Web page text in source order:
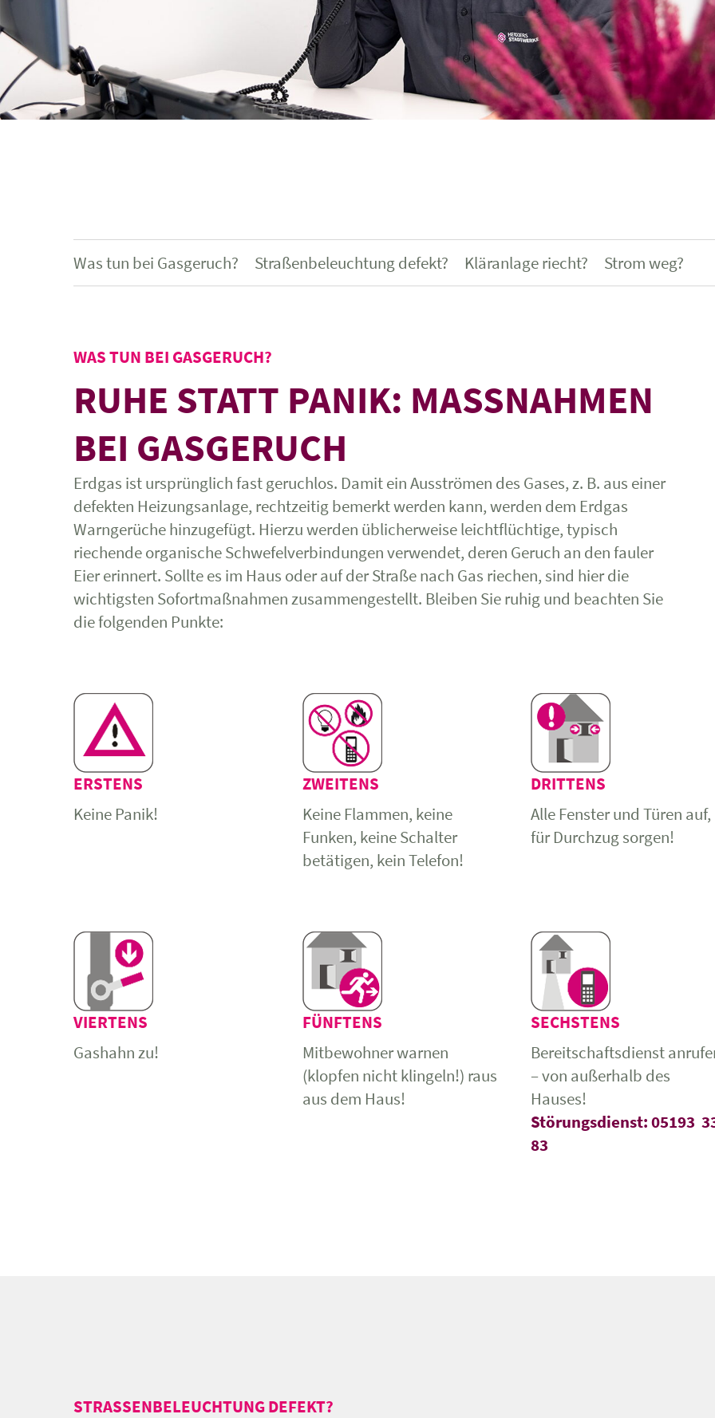
Was tun bei Gasgeruch? Straßenbeleuchtung defekt? Kläranlage riecht? Strom weg?
WAS TUN BEI GASGERUCH?
RUHE STATT PANIK: MASSNAHMEN B
EI GASGERUCH
Erdgas ist ursprünglich fast geruchlos. Damit ein Ausströmen des Gases, z. B. aus einer
defekten Heizungsanlage, rechtzeitig bemerkt werden kann, werden dem Erdgas
Warngerüche hinzugefügt. Hierzu werden üblicherweise leichtflüchtige, typisch
riechende organische Schwefelverbindungen verwendet, deren Geruch an den fauler
Eier erinnert. Sollte es im Haus oder auf der Straße nach Gas riechen, sind hier die
wichtigsten Sofortmaßnahmen zusammengestellt. Bleiben Sie ruhig und beachten Sie
die folgenden Punkte:
ERSTENS
Keine Panik!
ZWEITENS
Keine Flammen, keine
Funken, keine Schalter
betätigen, kein Telefon!
DRITTENS
Alle Fenster und Türen auf,
für Durchzug sorgen!
VIERTENS
Gashahn zu!
FÜNFTENS
Mitbewohner warnen
(klopfen nicht klingeln!) raus
aus dem Haus!
SECHSTENS
Bereitschaftsdienst
– von außerhalb des
Hauses!
Störungsdienst: 05193
83
STRASSENBELEUCHTUNG DEFEKT?